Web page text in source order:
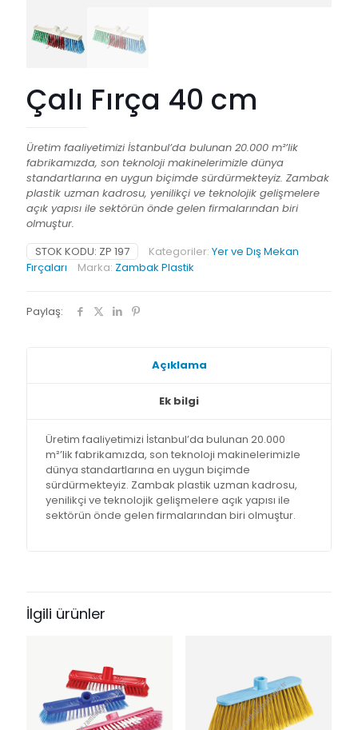
Çalı Fırça 40 cm
Üretim faaliyetimizi İstanbul’da bulunan 20.000 m²’lik
fabrikamızda, son teknoloji makinelerimizle dünya
standartlarına en uygun biçimde sürdürmekteyiz. Zambak
plastik uzman kadrosu, yenilikçi ve teknolojik gelişmelere
açık yapısı ile sektörün önde gelen firmalarından biri
olmuştur.
STOK KODU: ZP 197 Kategoriler: Yer ve Dış Mekan
Fırçaları
Marka: Zambak Plastik
Paylaş:
Açıklama
Ek bilgi
Üretim faaliyetimizi İstanbul’da bulunan 20.000
m²’lik fabrikamızda, son teknoloji makinelerimizle
dünya standartlarına en uygun biçimde
sürdürmekteyiz. Zambak plastik uzman kadrosu,
yenilikçi ve teknolojik gelişmelere açık yapısı ile
sektörün önde gelen firmalarından biri olmuştur.
İlgili ürünler